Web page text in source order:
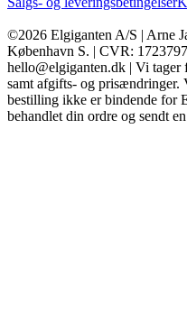
©2026 Elgiganten A/S | Arne
København S. | CVR:
hello@elgiganten.dk | Vi
samt afgifts- og
bestilling ikke er bindende for
behandlet din ordre og sendt